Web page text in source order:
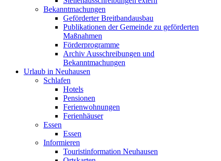
Bekanntmachungen
Geförderter Breitbandausbau
Publikationen der Gemeinde zu geförderten
Maßnahmen
Förderprogramme
Archiv Ausschreibungen und
Bekanntmachungen
Urlaub in Neuhausen
Schlafen
Hotels
Pensionen
Ferienwohnungen
Ferienhäuser
Essen
Essen
Informieren
Touristinformation Neuhausen